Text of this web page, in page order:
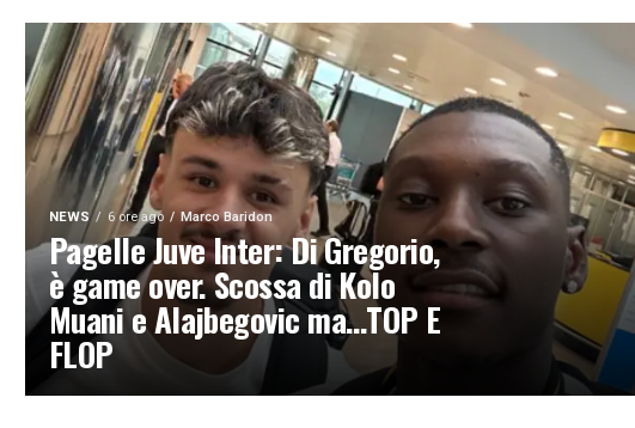
NEWS 6 ore ago Marco Baridon
Pagelle Juve Inter: Di Gregorio,
è game over. Scossa di Kolo
Muani e Alajbegovic ma…TOP E
FLOP